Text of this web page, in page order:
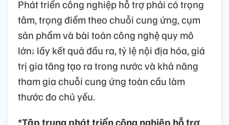
Phát triển công nghiệp hỗ trợ phải có trọng
tâm, trọng điểm theo chuỗi cung ứng, cụm
sản phẩm và bài toán công nghệ quy mô
lớn; lấy kết quả đầu ra, tỷ lệ nội địa hóa, giá
trị gia tăng tạo ra trong nước và khả năng
tham gia chuỗi cung ứng toàn cầu làm
thước đo chủ yếu.
*Tập trung phát triển công nghiệp hỗ trợ